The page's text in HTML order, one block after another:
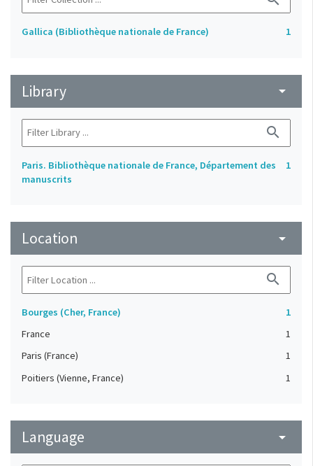
Gallica (Bibliothèque nationale de France) 1
Library arrow_drop_down
search
Paris. Bibliothèque nationale de France, Département des
manuscrits
1
Location arrow_drop_down
search
Bourges (Cher, France)
1
France
1
Paris (France)
1
Poitiers (Vienne, France)
1
Language arrow_drop_down